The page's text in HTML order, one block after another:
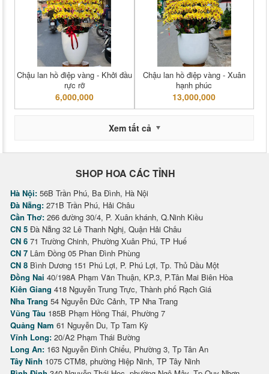
Chậu lan hồ điệp vàng - Khởi đầu
rực rỡ
6,000,000
Chậu lan hồ điệp vàng - Xuân
hạnh phúc
13,000,000
Xem tất cả
SHOP HOA CÁC TỈNH
Hà Nội: 56B Trần Phú, Ba Đình, Hà Nội
Đà Nẵng: 271B Trần Phú, Hải Châu
Cần Thơ: 266 đường 30/4, P. Xuân khánh, Q.Ninh Kiều
CN 5 Đà Nẵng 32 Lê Thanh Nghị, Quận Hải Châu
CN 6 71 Trường Chinh, Phường Xuân Phú, TP Huế
CN 7 Lâm Đồng 05 Phan Đình Phùng
CN 8 Bình Dương 151 Phú Lợi, P. Phú Lợi, Tp. Thủ Dầu Một
Đồng Nai 40/198A Phạm Văn Thuận, KP.3, P.Tân Mai Biên Hòa
Kiên Giang 418 Nguyễn Trung Trực, Thành phố Rạch Giá
Nha Trang 54 Nguyễn Đức Cảnh, TP Nha Trang
Vũng Tàu 185B Phạm Hồng Thái, Phường 7
Quảng Nam 61 Nguyễn Du, Tp Tam Kỳ
Vĩnh Long: 20/A2 Phạm Thái Bường
Long An: 163 Nguyễn Đình Chiểu, Phường 3, Tp Tân An
Tây Ninh 1075 CTM8, phường Hiệp Ninh, TP Tây Ninh